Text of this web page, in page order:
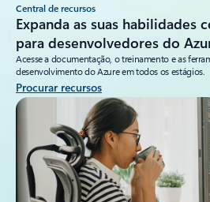
Central de recursos
Expanda as suas habilidades
para desenvolvedores do
Acesse a documentação, o treinamento e as
desenvolvimento do Azure em todos os estágios.
Procurar recursos